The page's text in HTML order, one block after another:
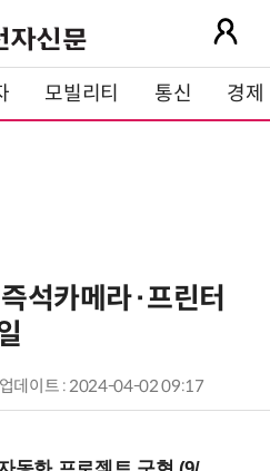
모빌리티 통신 경제
석카메라·프린터
업데이트 : 2024-04-02 09:17